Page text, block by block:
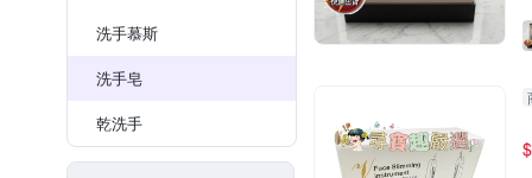
洗手慕斯
洗手皂
乾洗手
$